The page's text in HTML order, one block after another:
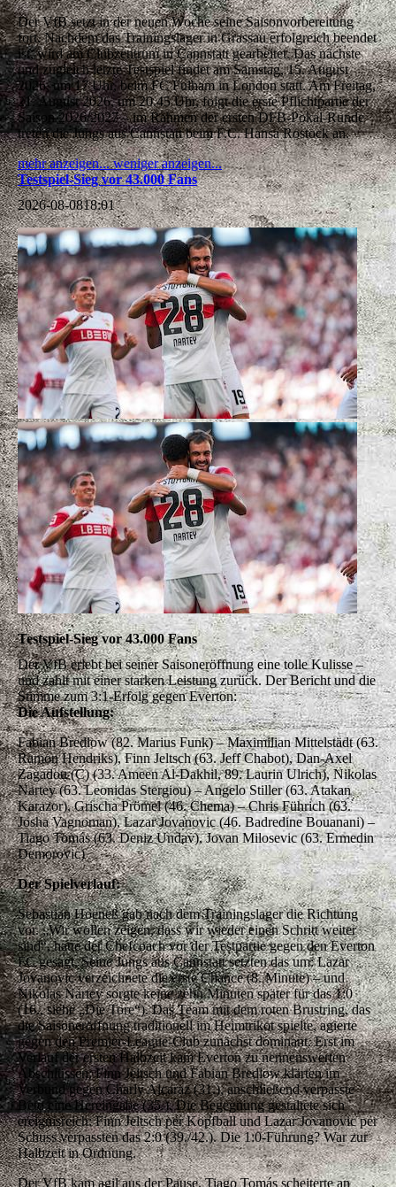
Der VfB setzt in der neuen Woche seine Saisonvorbereitung
fort. Nachdem das Trainingslager in Grassau erfolgreich beendet
ist, wird am Clubzentrum in Cannstatt gearbeitet. Das nächste
und zugleich letzte Testspiel findet am Samstag, 15. August
2026, um 17 Uhr, beim FC Fulham in London statt.Am Freitag,
21. August 2026, um 20.45 Uhr, folgt die erste Pflichtpartie der
Saison 2026/2027 – im Rahmen der ersten DFB-Pokal-Runde
treten die Jungs aus Cannstatt beim F.C. Hansa Rostock an.
mehr anzeigen...weniger anzeigen...
Testspiel-Sieg vor 43.000 Fans
2026-08-0818:01
Testspiel-Sieg vor 43.000 Fans
Der VfB erlebt bei seiner Saisoneröffnung eine tolle Kulisse –
und zahlt mit einer starken Leistung zurück. Der Bericht und die
Stimme zum 3:1-Erfolg gegen Everton:
Die Aufstellung:
Fabian Bredlow (82. Marius Funk) – Maximilian Mittelstädt (63.
Ramon Hendriks), Finn Jeltsch (63. Jeff Chabot), Dan-Axel
Zagadou (C) (33. Ameen Al-Dakhil, 89. Laurin Ulrich), Nikolas
Nartey (63. Leonidas Stergiou) – Angelo Stiller (63. Atakan
Karazor), Grischa Prömel (46. Chema) – Chris Führich (63.
Josha Vagnoman), Lazar Jovanovic (46. Badredine Bouanani) –
Tiago Tomás (63. Deniz Undav), Jovan Milosevic (63. Ermedin
Demorovic)
Der Spielverlauf:
Sebastian Hoeneß gab nach dem Trainingslager die Richtung
vor. „Wir wollen zeigen, dass wir wieder einen Schritt weiter
sind“, hatte der Chefcoach vor der Testpartie gegen den Everton
FC gesagt. Seine Jungs aus Cannstatt setzten das um: Lazar
Jovanovic verzeichnete die erste Chance (8. Minute) – und
Nikolas Nartey sorgte keine zehn Minuten später für das 1:0
(16., siehe „Die Tore“). Das Team mit dem roten Brustring, das
die Saisoneröffnung traditionell im Heimtrikot spielte, agierte
gegen den Premier-League-Club zunächst dominant. Erst im
Verlauf der ersten Halbzeit kam Everton zu nennenswerten
Abschlüssen: Finn Jeltsch und Fabian Bredlow klärten im
Verbund gegen Charly Alcaraz (31.), anschließend verpasste
Beto eine Hereingabe (35.). Die Begegnung gestaltete sich
ereignisreich: Finn Jeltsch per Kopfball und Lazar Jovanovic per
Schuss verpassten das 2:0 (39./42.). Die 1:0-Führung? War zur
Halbzeit in Ordnung.
Der VfB kam agil aus der Pause. Tiago Tomás scheiterte an